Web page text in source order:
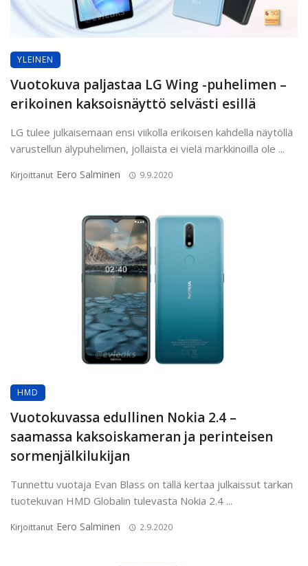
YLEINEN
Vuotokuva paljastaa LG Wing -puhelimen –
erikoinen kaksoisnäyttö selvästi esillä
LG tulee julkaisemaan ensi viikolla erikoisen kahdella näytöllä
varustellun älypuhelimen, jollaista ei vielä markkinoilla ole ...
Kirjoittanut Eero Salminen 9.9.2020
HMD
Vuotokuvassa edullinen Nokia 2.4 –
saamassa kaksoiskameran ja perinteisen
sormenjälkilukijan
Tunnettu vuotaja Evan Blass on tällä kertaa julkaissut tarkan
tuotekuvan HMD Globalin tulevasta Nokia 2.4 ...
Kirjoittanut Eero Salminen 2.9.2020